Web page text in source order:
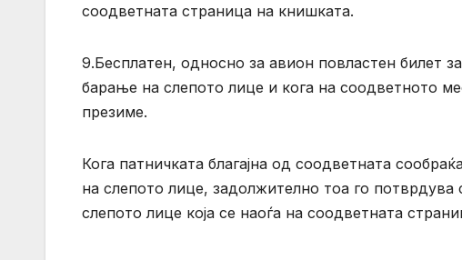
соодветната страница на книшката.
9.Бесплатен, односно за авион повластен билет
барање на слепото лице и кога на соодветното
презиме.
Кога патничката благајна од соодветната
на слепото лице, задолжително тоа го потврдува
слепото лице која се наоѓа на соодветната